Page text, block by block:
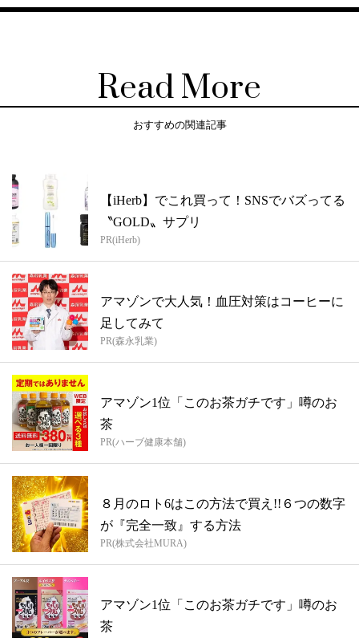
Read More
おすすめの関連記事
【iHerb】でこれ買って！SNSでバズってる
〝GOLD〟サプリ
PR(iHerb)
アマゾンで大人気！血圧対策はコーヒーに
足してみて
PR(森永乳業)
アマゾン1位「このお茶ガチです」噂のお
茶
PR(ハーブ健康本舗)
８月のロト6はこの方法で買え!!６つの数字
が『完全一致』する方法
PR(株式会社MURA)
アマゾン1位「このお茶ガチです」噂のお
茶